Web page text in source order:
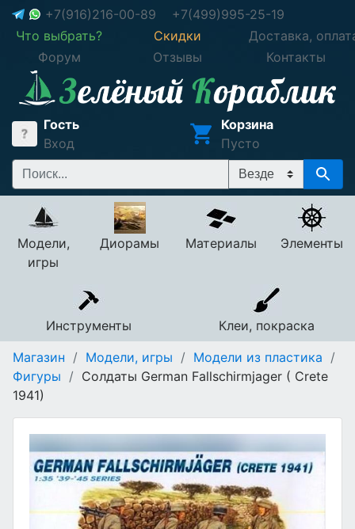
+7(916)216-00-89
+7(499)995-25-19
Что выбрать?
Скидки
Доставка,
Форум
Отзывы Контакты
Гость
Вход
Корзина
Пусто
Модели,
игры
Диорамы Материалы Элементы
Инструменты
Клеи, покраска
Магазин / Модели, игры / Модели из пластика /
Фигуры / Солдаты German Fallschirmjager ( Crete
1941)